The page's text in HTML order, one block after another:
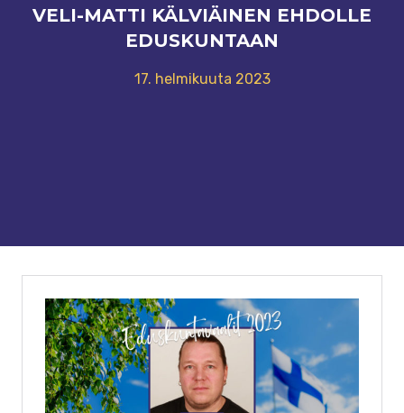
VELI-MATTI KÄLVIÄINEN EHDOLLE
EDUSKUNTAAN
17. helmikuuta 2023